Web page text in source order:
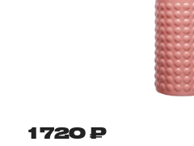
1 720 ₽